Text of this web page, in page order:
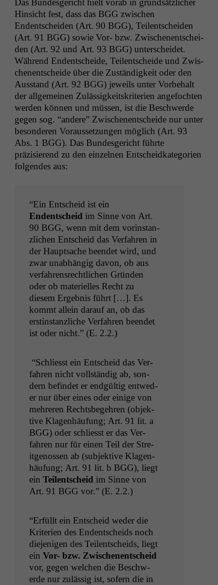
Hin­sicht fest, dass das BGG zwis­chen
Endentschei­den (Art. 90 BGG), Teilentschei­den
(Art. 91 BGG) sowie Vor- bzw. Zwis­ch­enentschei­
den (Art. 92 und Art. 93 BGG) unter­schei­det.
Während Endentschei­de, Teilentschei­de und Zwis­
ch­enentschei­de über die Zuständigkeit oder den
Aus­stand (Art. 92 BGG) jew­eils unter Vor­be­halt
der all­ge­meinen Zuläs­sigkeit­skri­te­rien ange­focht­en
wer­den kön­nen und müssen, ist die Beschw­erde
gegen sog. “andere” Zwis­ch­enentschei­de nur unter
beson­deren Voraus­set­zun­gen möglich (Art. 93
Abs. 1 BGG). Das Bun­des­gericht führte
präzisierend zu den einzel­nen Entschei­d­kat­e­gorien
fol­gen­des aus:
“Ein Entscheid ist ein
Endentscheid im Sinne von Art.
90 BGG, wenn mit dem vorin­stan­
zlichen Entscheid das Ver­fahren in
der Haupt­sache been­det wird, und
zwar unab­hängig davon, ob aus
ver­fahren­srechtlichen Grün­den
oder ob materielles Recht zu
diesem Ergeb­nis führt […]. Es
kommt allein darauf an, ob das
erstin­stan­zliche Ver­fahren been­det
ist oder nicht.” (E. 2.2.)
“Schliesst ein Entscheid das Ver­
fahren nicht voll­ständig ab, son­
dern befind­et er endgültig entwed­
er nur über eines oder einige von
mehreren Rechts­begehren (objek­
tive Kla­gen­häu­fung; Art. 91 lit. a
BGG) oder schliesst er das Ver­
fahren nur für einen Teil der Stre­
itgenossen ab (sub­jek­tive Kla­gen­
häu­fung; Art. 91 lit. b BGG), liegt
ein Teilentscheid im Sinne von
Art. 91 BGG vor.” (E. 2.2.)
“Erfüllt ein Entscheid wed­er die
Kri­te­rien des Endentschei­ds noch
diejeni­gen des Teilentschei­ds, liegt
ein Vor- bzw. Zwis­ch­enentscheid
vor, gegen welchen die Beschw­
erde nur zuläs­sig ist, sofern die in